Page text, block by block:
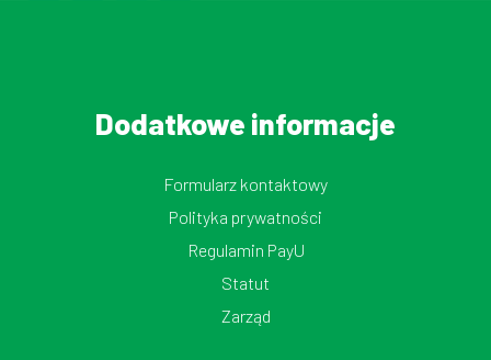
Dodatkowe informacje
Formularz kontaktowy
Polityka prywatności
Regulamin PayU
Statut
Zarząd